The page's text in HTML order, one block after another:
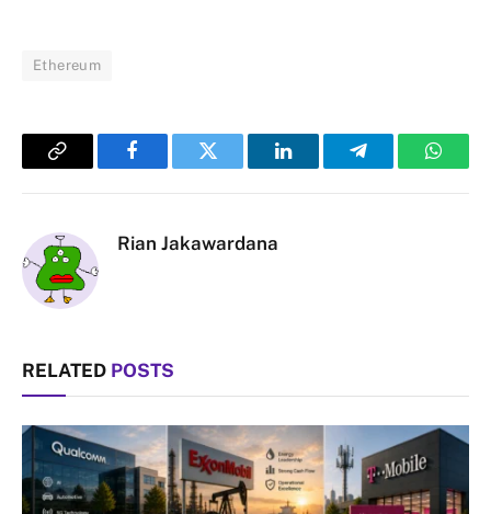
Ethereum
Copy
FacebookTwitter LinkedInTelegram
Rian Jakawardana
RELATED POSTS